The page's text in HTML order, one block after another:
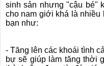
sinh sản nhưng "cậu bé"
cho nam giới khá là
bạn như:
- Tăng lên các khoái tình
bự sẽ giúp làm tăng thời